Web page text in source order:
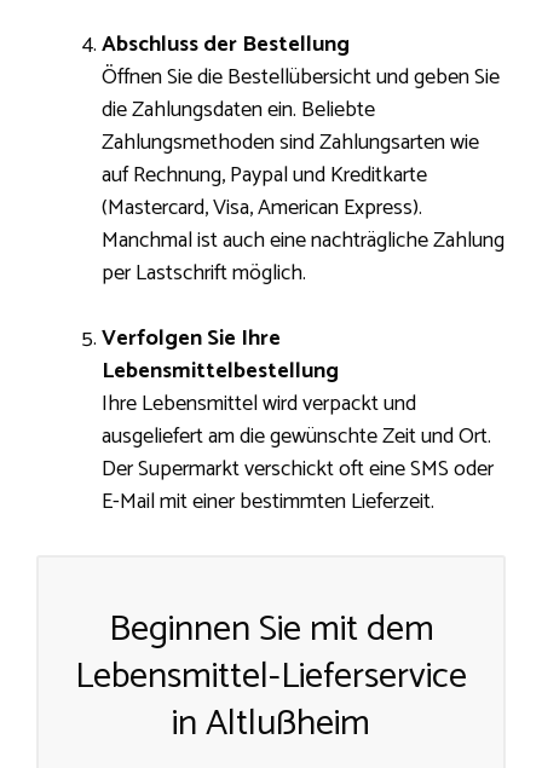
Abschluss der Bestellung
Öffnen Sie die Bestellübersicht und geben Sie
die Zahlungsdaten ein. Beliebte
Zahlungsmethoden sind Zahlungsarten wie
auf Rechnung, Paypal und Kreditkarte
(Mastercard, Visa, American Express).
Manchmal ist auch eine nachträgliche Zahlung
per Lastschrift möglich.
Verfolgen Sie Ihre
Lebensmittelbestellung
Ihre Lebensmittel wird verpackt und
ausgeliefert am die gewünschte Zeit und Ort.
Der Supermarkt verschickt oft eine SMS oder
E-Mail mit einer bestimmten Lieferzeit.
Beginnen Sie mit dem
Lebensmittel-Lieferservice
in Altlußheim